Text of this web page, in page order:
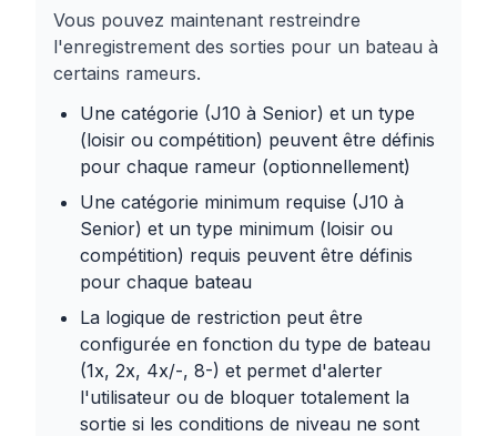
Vous pouvez maintenant restreindre
l'enregistrement des sorties pour un bateau à
certains rameurs.
Une catégorie (J10 à Senior) et un type
(loisir ou compétition) peuvent être définis
pour chaque rameur (optionnellement)
Une catégorie minimum requise (J10 à
Senior) et un type minimum (loisir ou
compétition) requis peuvent être définis
pour chaque bateau
La logique de restriction peut être
configurée en fonction du type de bateau
(1x, 2x, 4x/-, 8-) et permet d'alerter
l'utilisateur ou de bloquer totalement la
sortie si les conditions de niveau ne sont